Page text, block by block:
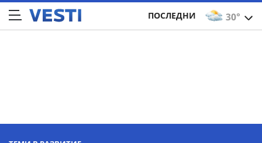
30°
ПОСЛЕДНИ